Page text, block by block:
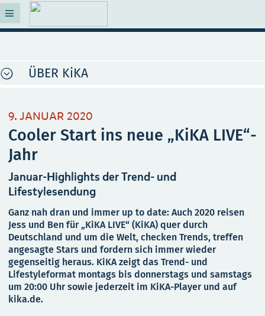
ÜBER KiKA
9. JANUAR 2020
Cooler Start ins neue „KiKA LIVE“-
Jahr
Januar-Highlights der Trend- und
Lifestylesendung
Ganz nah dran und immer up to date: Auch 2020 reisen
Jess und Ben für „KiKA LIVE“ (KiKA) quer durch
Deutschland und um die Welt, checken Trends, treffen
angesagte Stars und fordern sich immer wieder
gegenseitig heraus. KiKA zeigt das Trend- und
Lifestyleformat montags bis donnerstags und samstags
um 20:00 Uhr sowie jederzeit im KiKA-Player und auf
kika.de.